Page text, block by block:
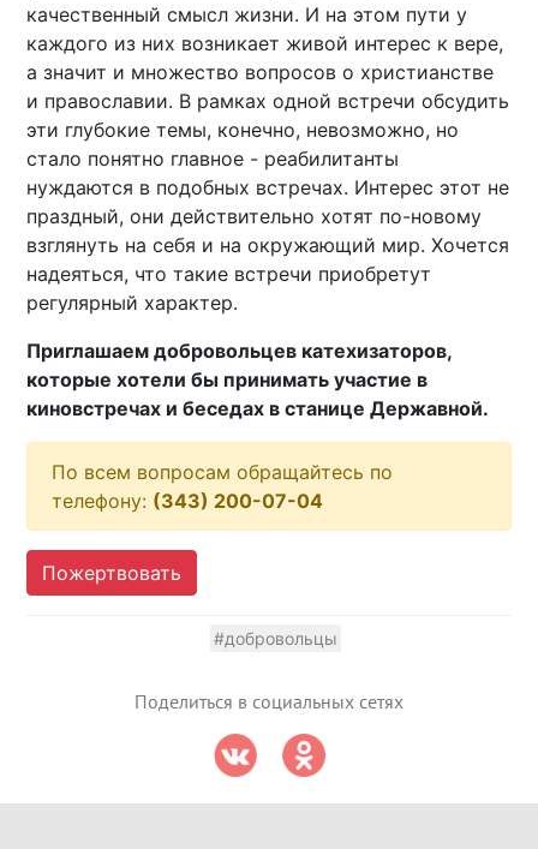
качественный смысл жизни. И на этом пути у
каждого из них возникает живой интерес к вере,
а значит и множество вопросов о христианстве
и православии. В рамках одной встречи обсудить
эти глубокие темы, конечно, невозможно, но
стало понятно главное - реабилитанты
нуждаются в подобных встречах. Интерес этот не
праздный, они действительно хотят по-новому
взглянуть на себя и на окружающий мир. Хочется
надеяться, что такие встречи приобретут
регулярный характер.
Приглашаем добровольцев катехизаторов,
которые хотели бы принимать участие в
киновстречах и беседах в станице Державной.
По всем вопросам обращайтесь по
телефону: (343) 200-07-04
Пожертвовать
#добровольцы
Поделиться в социальных сетях